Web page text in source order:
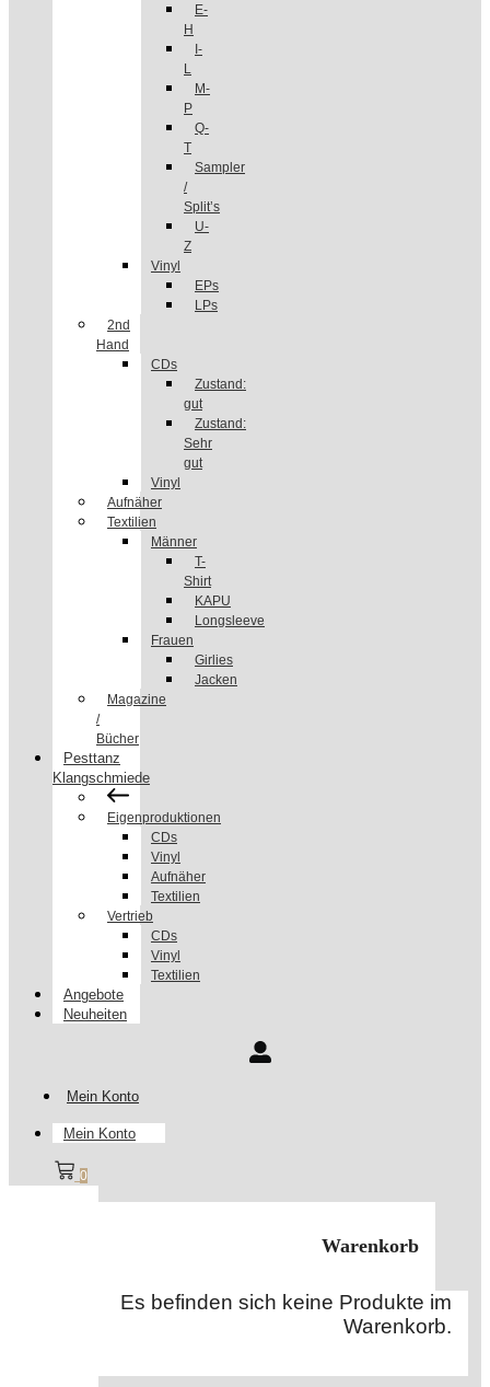
E-
H
I-
L
M-
P
Q-
T
Sampler
/
Split’s
U-
Z
Vinyl
EPs
LPs
2nd
Hand
CDs
Zustand:
gut
Zustand:
Sehr
gut
Vinyl
Aufnäher
Textilien
Männer
T-
Shirt
KAPU
Longsleeve
Frauen
Girlies
Jacken
Magazine
/
Bücher
Pesttanz
Klangschmiede
Eigenproduktionen
CDs
Vinyl
Aufnäher
Textilien
Vertrieb
CDs
Vinyl
Textilien
Angebote
Neuheiten
Mein Konto
Mein Konto
0
Warenkorb
Es befinden sich keine Produkte im
Warenkorb.